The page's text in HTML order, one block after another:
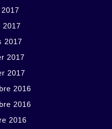
2017
2017
2017
2017
2016
2016
2016